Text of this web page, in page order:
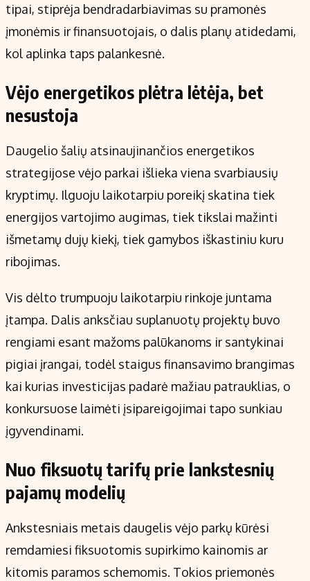
tipai, stiprėja bendradarbiavimas su pramonės
įmonėmis ir finansuotojais, o dalis planų atidedami,
kol aplinka taps palankesnė.
Vėjo energetikos plėtra lėtėja, bet
nesustoja
Daugelio šalių atsinaujinančios energetikos
strategijose vėjo parkai išlieka viena svarbiausių
kryptimų. Ilguoju laikotarpiu poreikį skatina tiek
energijos vartojimo augimas, tiek tikslai mažinti
išmetamų dujų kiekį, tiek gamybos iškastiniu kuru
ribojimas.
Vis dėlto trumpuoju laikotarpiu rinkoje juntama
įtampa. Dalis anksčiau suplanuotų projektų buvo
rengiami esant mažoms palūkanoms ir santykinai
pigiai įrangai, todėl staigus finansavimo brangimas
kai kurias investicijas padarė mažiau patrauklias, o
konkursuose laimėti įsipareigojimai tapo sunkiau
įgyvendinami.
Nuo fiksuotų tarifų prie lankstesnių
pajamų modelių
Ankstesniais metais daugelis vėjo parkų kūrėsi
remdamiesi fiksuotomis supirkimo kainomis ar
kitomis paramos schemomis. Tokios priemonės